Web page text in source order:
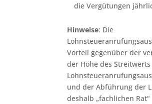
die Vergütungen
Hinweise: Die
Vorteil gegenüber der
der Höhe des
und der Abführung der
deshalb „fachlichen